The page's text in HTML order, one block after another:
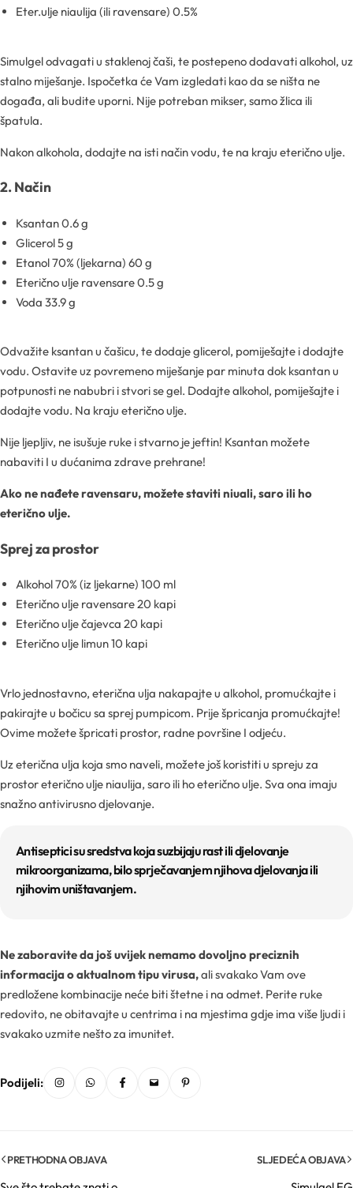
Eter.ulje niaulija (ili ravensare) 0.5%
Simulgel odvagati u staklenoj čaši, te postepeno dodavati alkohol, uz
stalno miješanje. Ispočetka će Vam izgledati kao da se ništa ne
događa, ali budite uporni. Nije potreban mikser, samo žlica ili
špatula.
Nakon alkohola, dodajte na isti način vodu, te na kraju eterično ulje.
2. Način
Ksantan 0.6 g
Glicerol 5 g
Etanol 70% (ljekarna) 60 g
Eterično ulje ravensare 0.5 g
Voda 33.9 g
Odvažite ksantan u čašicu, te dodaje glicerol, pomiješajte i dodajte
vodu. Ostavite uz povremeno miješanje par minuta dok ksantan u
potpunosti ne nabubri i stvori se gel. Dodajte alkohol, pomiješajte i
dodajte vodu. Na kraju eterično ulje.
Nije ljepljiv, ne isušuje ruke i stvarno je jeftin! Ksantan možete
nabaviti I u dućanima zdrave prehrane!
Ako ne nađete ravensaru, možete staviti niuali, saro ili ho
eterično ulje.
Sprej za prostor
Alkohol 70% (iz ljekarne) 100 ml
Eterično ulje ravensare 20 kapi
Eterično ulje čajevca 20 kapi
Eterično ulje limun 10 kapi
Vrlo jednostavno, eterična ulja nakapajte u alkohol, promućkajte i
pakirajte u bočicu sa sprej pumpicom. Prije špricanja promućkajte!
Ovime možete špricati prostor, radne površine I odjeću.
Uz eterična ulja koja smo naveli, možete još koristiti u spreju za
prostor eterično ulje niaulija, saro ili ho eterično ulje. Sva ona imaju
snažno antivirusno djelovanje.
Antiseptici su sredstva koja suzbijaju rast ili djelovanje
mikroorganizama, bilo sprječavanjem njihova djelovanja ili
njihovim uništavanjem.
Ne zaboravite da još uvijek nemamo dovoljno preciznih
informacija o aktualnom tipu virusa,ali svakako Vam ove
predložene kombinacije neće biti štetne i na odmet. Perite ruke
redovito, ne obitavajte u centrima i na mjestima gdje ima više ljudi i
svakako uzmite nešto za imunitet.
Podijeli:
PRETHODNA OBJAVA SLJEDEĆA OBJAVA
Esteri
Hidrolati
Hijaluronske kiseline
Kelati
Kozmetički mirisi
Macerati
Magnezij sulfati
Maslaci
Mica prahovi
Otapala
Pigmenti
Podloge
Polimeri
Škrob
Surfaktanti
Rolleri i stickovi
Stelle i sirupice